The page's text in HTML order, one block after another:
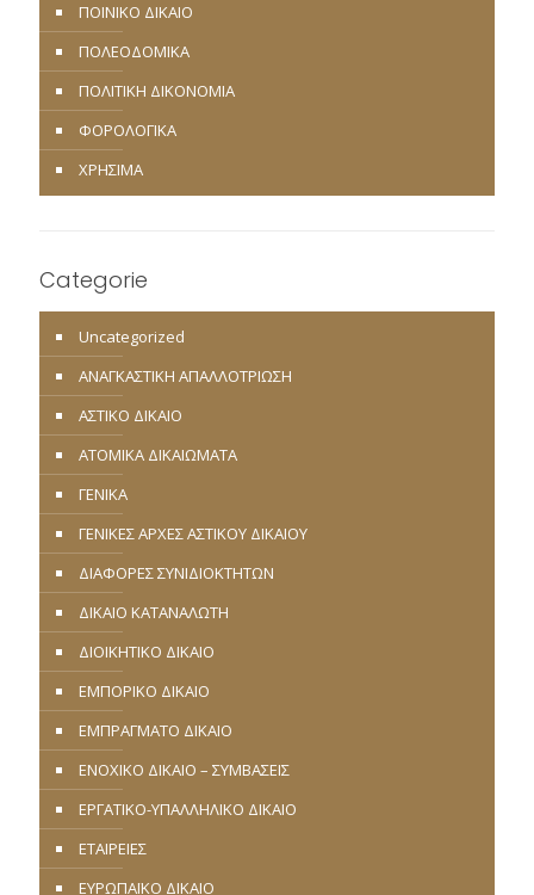
ΠΟΙΝΙΚΟ ΔΙΚΑΙΟ
ΠΟΛΕΟΔΟΜΙΚΑ
ΠΟΛΙΤΙΚΗ ΔΙΚΟΝΟΜΙΑ
ΦΟΡΟΛΟΓΙΚΑ
ΧΡΗΣΙΜΑ
Categorie
Uncategorized
ΑΝΑΓΚΑΣΤΙΚΗ ΑΠΑΛΛΟΤΡΙΩΣΗ
ΑΣΤΙΚΟ ΔΙΚΑΙΟ
ΑΤΟΜΙΚΑ ΔΙΚΑΙΩΜΑΤΑ
ΓΕΝΙΚΑ
ΓΕΝΙΚΕΣ ΑΡΧΕΣ ΑΣΤΙΚΟΥ ΔΙΚΑΙΟΥ
ΔΙΑΦΟΡΕΣ ΣΥΝΙΔΙΟΚΤΗΤΩΝ
ΔΙΚΑΙΟ ΚΑΤΑΝΑΛΩΤΗ
ΔΙΟΙΚΗΤΙΚΟ ΔΙΚΑΙΟ
ΕΜΠΟΡΙΚΟ ΔΙΚΑΙΟ
ΕΜΠΡΑΓΜΑΤΟ ΔΙΚΑΙΟ
ΕΝΟΧΙΚΟ ΔΙΚΑΙΟ – ΣΥΜΒΑΣΕΙΣ
ΕΡΓΑΤΙΚΟ-ΥΠΑΛΛΗΛΙΚΟ ΔΙΚΑΙΟ
ΕΤΑΙΡΕΙΕΣ
ΕΥΡΩΠΑΪΚΟ ΔΙΚΑΙΟ